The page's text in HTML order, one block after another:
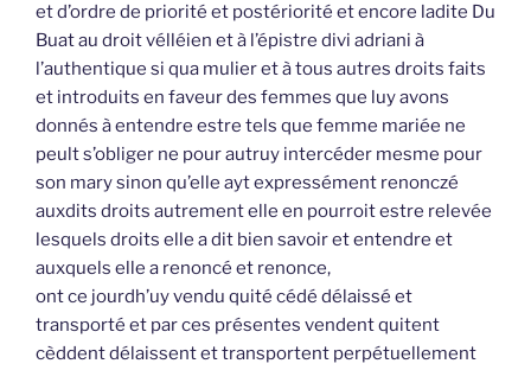
et d’ordre de priorité et postériorité et encore ladite Du
Buat au droit vélléien et à l’épistre divi adriani à
l’authentique si qua mulier et à tous autres droits faits
et introduits en faveur des femmes que luy avons
donnés à entendre estre tels que femme mariée ne
peult s’obliger ne pour autruy intercéder mesme pour
son mary sinon qu’elle ayt expressément renonczé
auxdits droits autrement elle en pourroit estre relevée
lesquels droits elle a dit bien savoir et entendre et
auxquels elle a renoncé et renonce,
ont ce jourdh’uy vendu quité cédé délaissé et
transporté et par ces présentes vendent quitent
cèddent délaissent et transportent perpétuellement